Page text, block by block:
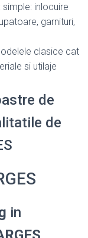
: simple: inlocuire
garnituri,
clasice cat
si utilaje
de
de
in